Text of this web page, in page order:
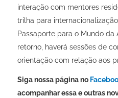
interação com mentores
trilha para
Passaporte para o Mundo da
retorno, haverá sessões de
orientação com relação aos
Siga nossa página no
acompanhar essa e outras